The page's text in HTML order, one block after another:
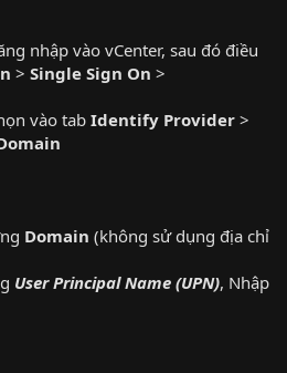
nhập vào vCenter, sau đó điều
> Single Sign On >
vào tab Identify Provider >
Domain (không sử dụng địa chỉ
User Principal Name (UPN), Nhập